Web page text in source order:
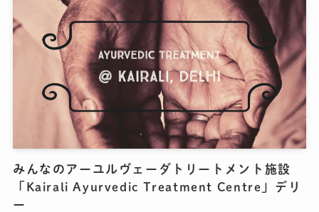
みんなのアーユルヴェーダトリートメント施設
「Kairali Ayurvedic Treatment Centre」デリ
ー